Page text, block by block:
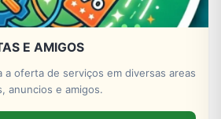
E AMIGOS
a oferta de serviços em diversas areas
anuncios e amigos.